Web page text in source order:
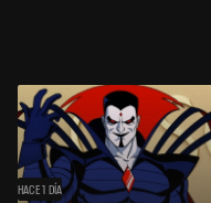
HACE 1 DÍA